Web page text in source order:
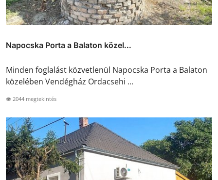
Napocska Porta a Balaton közel...
Minden foglalást közvetlenül Napocska Porta a Balaton
közelében Vendégház Ordacsehi ...
2044 megtekintés